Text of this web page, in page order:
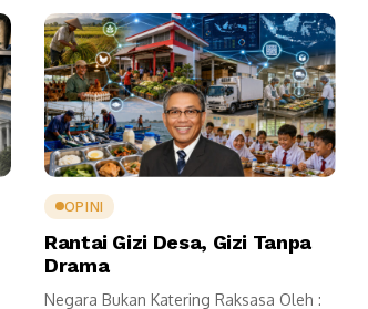
OPINI
Rantai Gizi Desa, Gizi Tanpa
Drama
Negara Bukan Katering Raksasa Oleh :